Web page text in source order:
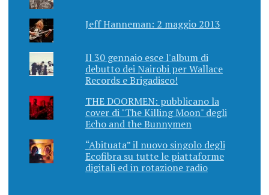
Jeff Hanneman: 2 maggio 2013
Il 30 gennaio esce l'album di
debutto dei Nairobi per Wallace
Records e Brigadisco!
THE DOORMEN: pubblicano la
cover di "The Killing Moon" degli
Echo and the Bunnymen
“Abituata” il nuovo singolo degli
Ecofibra su tutte le piattaforme
digitali ed in rotazione radio